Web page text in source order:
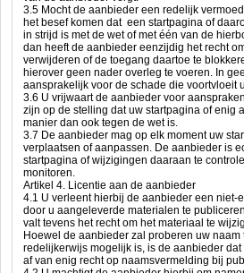
3.5 Mocht de aanbieder een redelijk
het besef komen dat een startpagina of
in strijd is met de wet of met één van de
dan heeft de aanbieder eenzijdig het recht
verwijderen of de toegang daartoe te
hierover geen nader overleg te voeren. In
aansprakelijk voor de schade die voortvloeit
3.6 U vrijwaart de aanbieder voor
zijn op de stelling dat uw startpagina of enig
manier dan ook tegen de wet is.
3.7 De aanbieder mag op elk moment uw
verplaatsen of aanpassen. De aanbieder is
startpagina of wijzigingen daaraan te
monitoren.
Artikel 4. Licentie aan de aanbieder
4.1 U verleent hierbij de aanbieder een niet-
door u aangeleverde materialen te
valt tevens het recht om het materiaal te
Hoewel de aanbieder zal proberen uw naam
redelijkerwijs mogelijk is, is de aanbieder
af van enig recht op naamsvermelding bij